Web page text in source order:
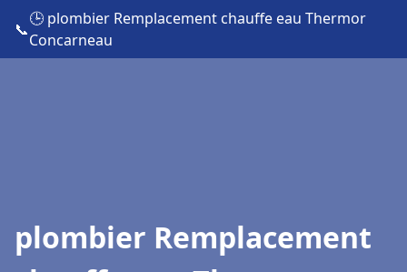
📞
🕒 plombier Remplacement chauffe eau Thermor
Concarneau
plombier Remplacement